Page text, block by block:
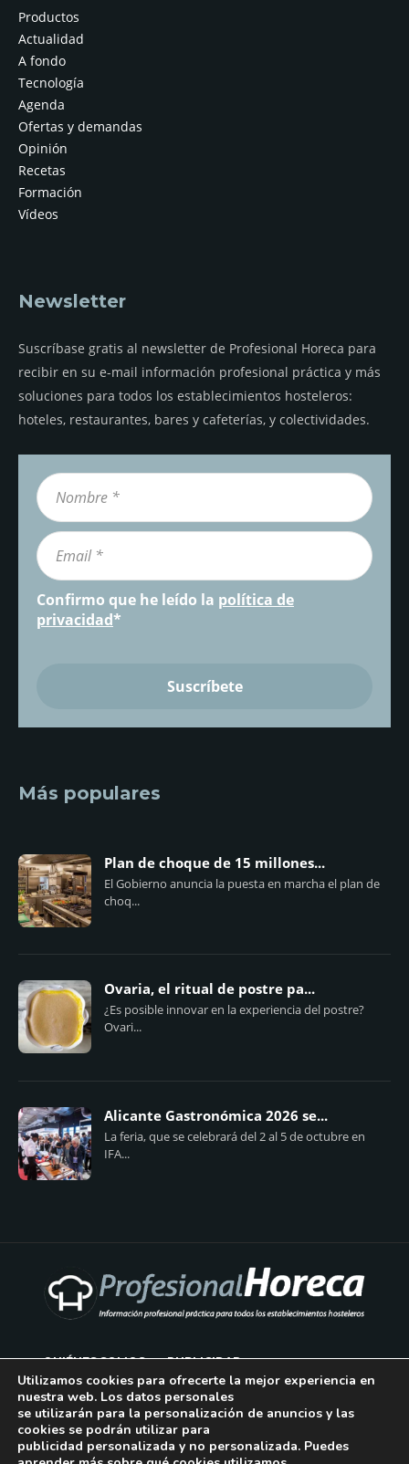
Productos
Actualidad
A fondo
Tecnología
Agenda
Ofertas y demandas
Opinión
Recetas
Formación
Vídeos
Newsletter
Suscríbase gratis al newsletter de Profesional Horeca para
recibir en su e-mail información profesional práctica y más
soluciones para todos los establecimientos hosteleros:
hoteles, restaurantes, bares y cafeterías, y colectividades.
Confirmo que he leído la política de
privacidad*
Más populares
Plan de choque de 15 millones...
El Gobierno anuncia la puesta en marcha el plan de
choq...
Ovaria, el ritual de postre pa...
¿Es posible innovar en la experiencia del postre?
Ovari...
Alicante Gastronómica 2026 se...
La feria, que se celebrará del 2 al 5 de octubre en
IFA...
QUIÉNES SOMOS PUBLICIDAD
AVISO LEGAL
POLÍTICA DE COOKIES
Utilizamos cookies para ofrecerte la mejor experiencia en
nuestra web. Los datos personales
se utilizarán para la personalización de anuncios y las
cookies se podrán utilizar para
publicidad personalizada y no personalizada. Puedes